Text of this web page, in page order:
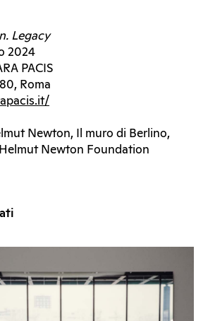
Legacy
2024
PACIS
Roma
Newton, Il muro di Berlino,
Newton Foundation